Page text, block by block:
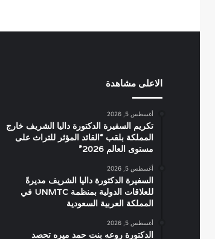
الاعلى مشاهدة
أغسطس 5, 2026
تكريم السفيرة الدكتورة داليا الشريف خارج
المملكة بلقب “القائد المؤثر للتراث على
مستوى العالم 2026”
أغسطس 5, 2026
السفيرة الدكتورة داليا الشريف مديرةً
للعلاقات الدولية بمنظمة UNMTC في
المملكة العربية السعودية
أغسطس 5, 2026
الدكتورة روعه بنت حمد ميره تحصد